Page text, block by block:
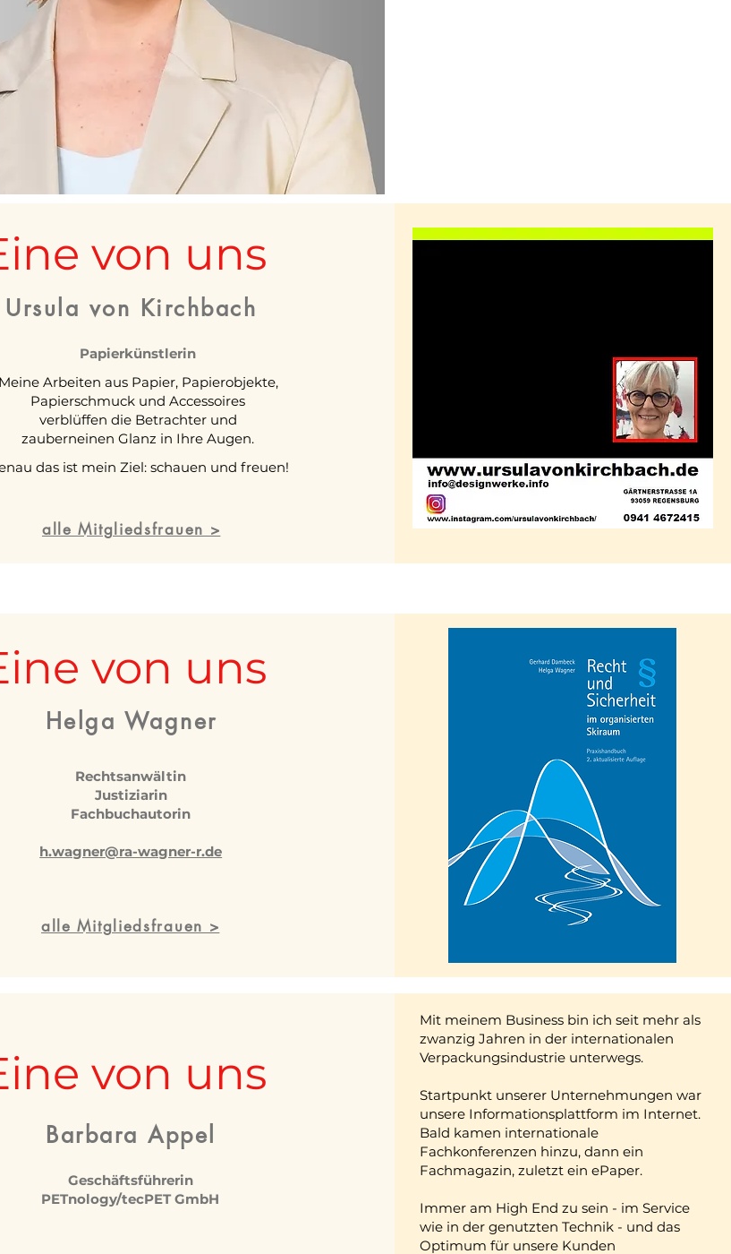
von uns
Ursula von Kirchbach
Papierkünstlerin
Meine Arbeiten aus Papier, Papierobjekte,
Papierschmuck und Accessoires
verblüffen die Betrachter und
zauberneinen Glanz in Ihre Augen.
das ist mein Ziel: schauen und freuen!
alle Mitgliedsfrauen >
von uns
Helga Wagner
Rechtsanwältin
Justiziarin
Fachbuchautorin
h.wagner@ra-wagner-r.de
alle Mitgliedsfrauen >
von uns
Barbara Appel
Geschäftsführerin
PETnology/tecPET GmbH
Mit meinem Business bin ich seit mehr als
zwanzig Jahren in der internationalen
Verpackungsindustrie unterwegs.
Startpunkt unserer Unternehmungen war
unsere Informationsplattform im Internet.
Bald kamen internationale
Fachkonferenzen hinzu, dann ein
Fachmagazin, zuletzt ein ePaper.
Immer am High End zu sein - im Service
wie in der genutzten Technik - und das
Optimum für unsere Kunden